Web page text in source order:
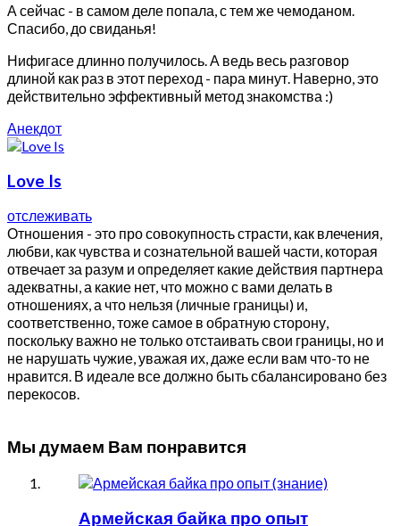
А сейчас - в самом деле попала, с тем же чемоданом.
Спасибо, до свиданья!
Нифигасе длинно получилось. А ведь весь разговор
длиной как раз в этот переход - пара минут. Наверно, это
действительно эффективный метод знакомства :)
Анекдот
Love Is
отслеживать
Отношения - это про совокупность страсти, как влечения,
любви, как чувства и сознательной вашей части, которая
отвечает за разум и определяет какие действия партнера
адекватны, а какие нет, что можно с вами делать в
отношениях, а что нельзя (личные границы) и,
соответственно, тоже самое в обратную сторону,
поскольку важно не только отстаивать свои границы, но и
не нарушать чужие, уважая их, даже если вам что-то не
нравится. В идеале все должно быть сбалансировано без
перекосов.
Мы думаем Вам понравится
Армейская байка про опыт